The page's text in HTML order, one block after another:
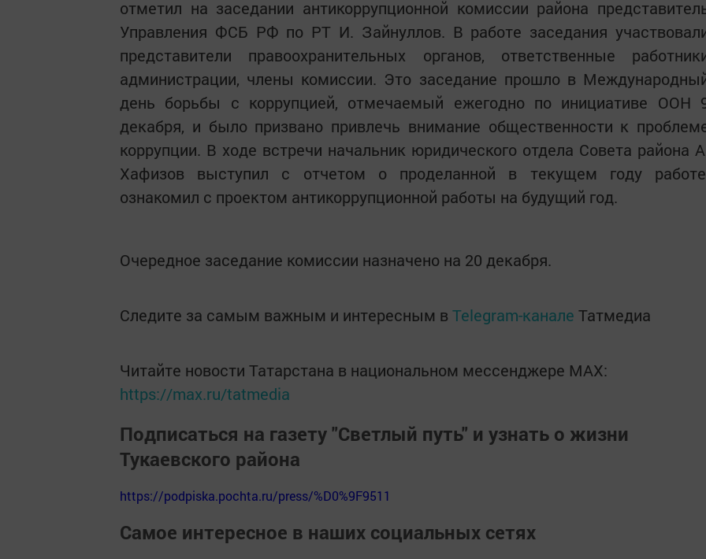
отметил на заседании антикоррупционной комиссии района
Управления ФСБ РФ по РТ И. Зайнуллов. В работе заседания
представители правоохранительных органов, ответственные
администрации, члены комиссии. Это заседание прошло в
день борьбы с коррупцией, отмечаемый ежегодно по инициативе ООН
декабря, и было призвано привлечь внимание общественности к
коррупции. В ходе встречи начальник юридического отдела Совета района
Хафизов выступил с отчетом о проделанной в текущем году
ознакомил с проектом антикоррупционной работы на будущий год.
Очередное заседание комиссии назначено на 20 декабря.
Следите за самым важным и интересным в Telegram-канале Татмедиа
Читайте новости Татарстана в национальном мессенджере MАХ:
https://max.ru/tatmedia
Подписаться на газету "Светлый путь" и узнать о жизни
Тукаевского района
https://podpiska.pochta.ru/press/%D0%9F9511
Самое интересное в наших социальных сетях